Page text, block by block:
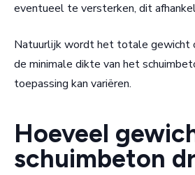
eventueel te versterken, dit
Natuurlijk wordt het totale gewicht
de minimale dikte van het
toepassing kan variëren.
Hoeveel
schuimbeton